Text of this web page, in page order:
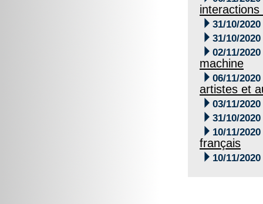
 31/10/2020
 31/10/2020
 02/11/2020
machine
 06/11/2020
artistes et
 03/11/2020
 31/10/2020
 10/11/2020
français
 10/11/2020